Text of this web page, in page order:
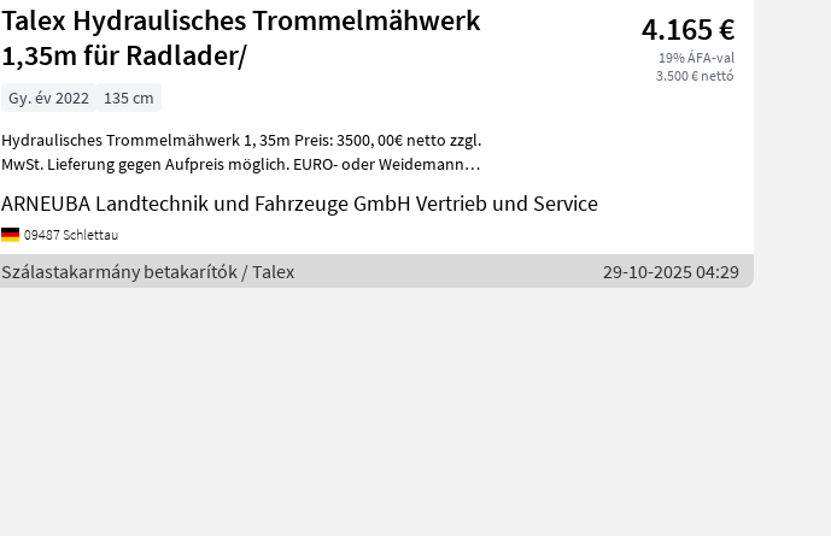
Talex Hydraulisches Trommelmähwerk
1,35m für Radlader/
4.165 €
19% ÁFA-val
3.500 € nettó
Gy. év 2022
135 cm
Hydraulisches Trommelmähwerk 1, 35m Preis: 3500, 00€ netto zzgl.
MwSt. Lieferung gegen Aufpreis möglich. EURO- oder Weidemann
ARNEUBA Landtechnik und Fahrzeuge GmbH Vertrieb und Service
09487 Schlettau
Szálastakarmány betakarítók / Talex 29-10-2025 04:29